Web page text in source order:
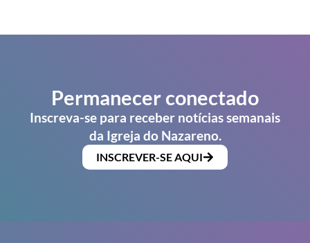
Permanecer conectado
Inscreva-se para receber notícias semanais
da Igreja do Nazareno.
INSCREVER-SE AQUI